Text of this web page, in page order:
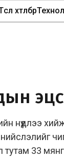
хөтөлбөр
нүүдлээ
33